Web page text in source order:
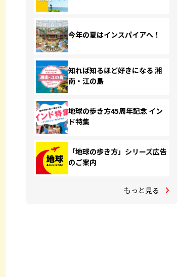
今年の夏はインスパイアへ！
知れば知るほど好きになる 湘
南・江の島
地球の歩き方45周年記念 イン
ド特集
「地球の歩き方」シリーズ広告
のご案内
もっと見る